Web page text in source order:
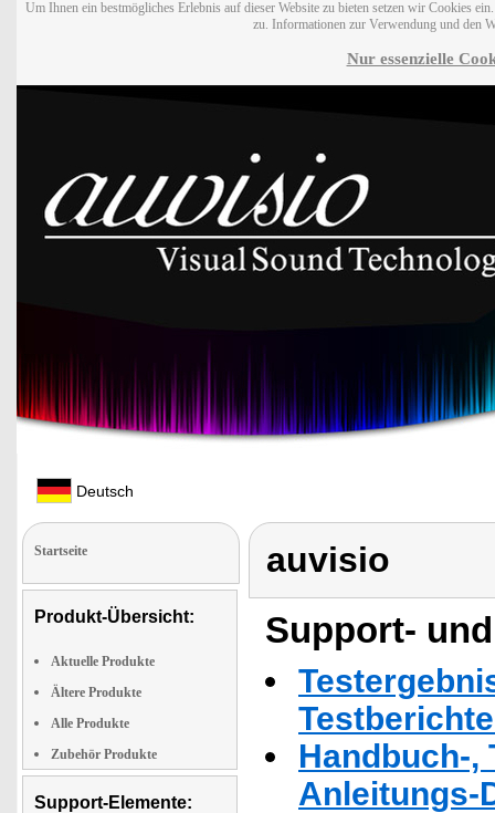
Um Ihnen ein bestmögliches Erlebnis auf dieser Website zu bieten setzen wir Cookies
zu. Informationen zur Verwendung und den
Nur essenzielle
Deutsch
Startseite
Produkt-Übersicht:
Aktuelle Produkte
Ältere Produkte
Alle Produkte
Zubehör Produkte
Support-Elemente:
auvisio
Support-
Handbuch-,
Anleitungs-